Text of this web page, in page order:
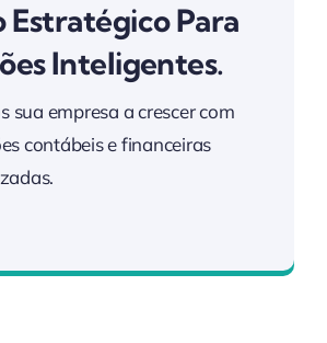
Estratégico Para
Inteligentes.
sua empresa a crescer com
contábeis e financeiras